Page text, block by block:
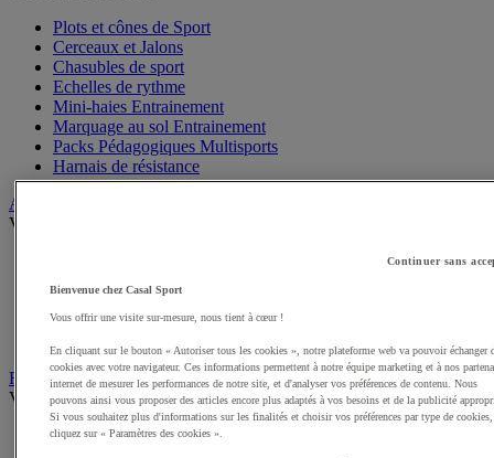
Plots et cônes de Sport
Cerceaux et Jalons
Chasubles de sport
Echelles de rythme
Mini-haies Entrainement
Marquage au sol Entrainement
Packs Pédagogiques Multisports
Harnais de résistance
Arbitrage, Coaching
Voir tous les produits
Chronomètres de Sport
Tableaux tactiques
Brassards de sport
Récompenses sportives
Voir tous les produits
Coupes et trophées sportifs
Continuer sans
Bienvenue chez Casal Sport
Vous offrir une visite sur-mesure, nous tient à cœur !
En cliquant sur le bouton « Autoriser tous les cookies », notre plateforme web va pouvoir échanger
cookies avec votre navigateur. Ces informations permettent à notre équipe marketing et à nos
internet de mesurer les performances de notre site, et d'analyser vos préférences de contenu. Nous
pouvons ainsi vous proposer des articles encore plus adaptés à vos besoins et de la publicité
Si vous souhaitez plus d'informations sur les finalités et choisir vos préférences par type de cookies,
cliquez sur « Paramètres des cookies ».